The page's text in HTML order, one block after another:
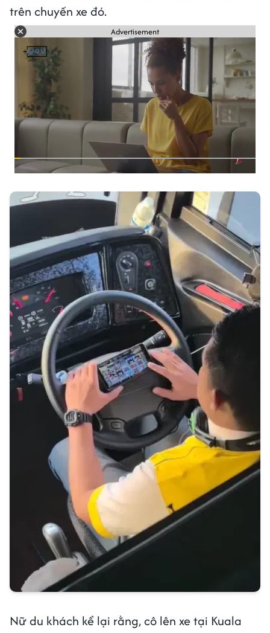
trên chuyến xe đó.
Advertisement
Nữ du khách kể lại rằng, cô lên xe tại Kuala